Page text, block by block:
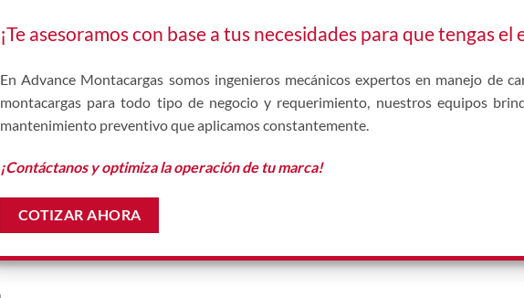
¡Te asesoramos con base a tus necesidades para que tengas
En Advance Montacargas somos ingenieros mecánicos expertos en manejo de
montacargas para todo tipo de negocio y requerimiento, nuestros equipos
mantenimiento preventivo que aplicamos constantemente.
¡Contáctanos y optimiza la operación de tu marca!
COTIZAR AHORA